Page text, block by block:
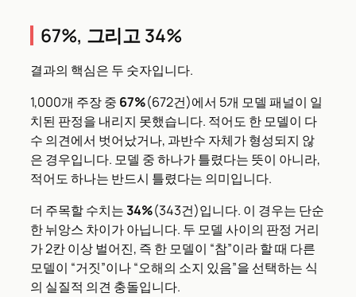
67%, 그리고 34%
결과의 핵심은 두 숫자입니다.
1,000개 주장 중 67%(672건)에서 5개 모델 패널이 일
치된 판정을 내리지 못했습니다. 적어도 한 모델이 다
수 의견에서 벗어났거나, 과반수 자체가 형성되지 않
은 경우입니다. 모델 중 하나가 틀렸다는 뜻이 아니라,
적어도 하나는 반드시 틀렸다는 의미입니다.
더 주목할 수치는34%(343건)입니다. 이 경우는 단순
한 뉘앙스 차이가 아닙니다. 두 모델 사이의 판정 거리
가 2칸 이상 벌어진, 즉 한 모델이 “참”이라 할 때 다른
모델이 “거짓”이나 “오해의 소지 있음”을 선택하는 식
의 실질적 의견 충돌입니다.